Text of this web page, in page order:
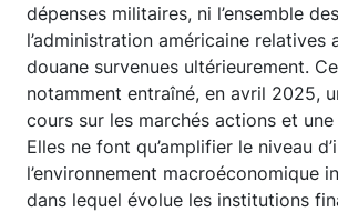
dépenses militaires, ni l’ensemble
l’administration américaine relatives
douane survenues ultérieurement.
notamment entraîné, en avril 2025,
cours sur les marchés actions et
Elles ne font qu’amplifier le niveau
l’environnement macroéconomique
dans lequel évolue les institutions